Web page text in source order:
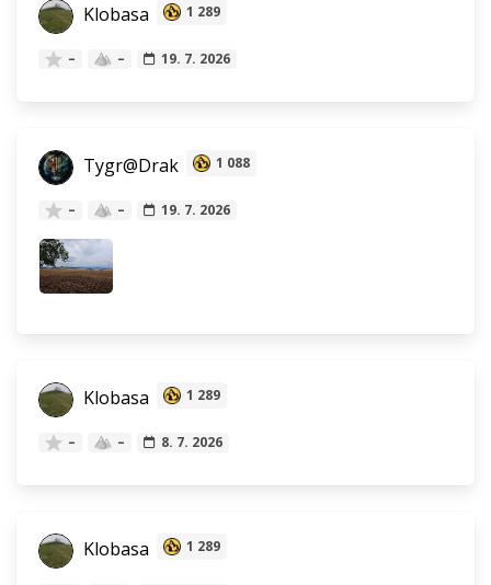
Klobasa 1 289
– – 19. 7. 2026
Tygr@Drak 1 088
– – 19. 7. 2026
Klobasa 1 289
– – 8. 7. 2026
Klobasa 1 289